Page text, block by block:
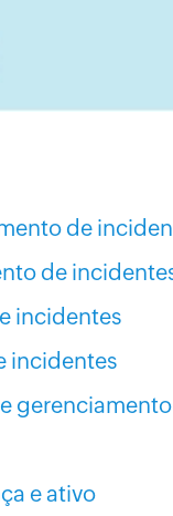
de
de
incidentes
incidentes
e ativo